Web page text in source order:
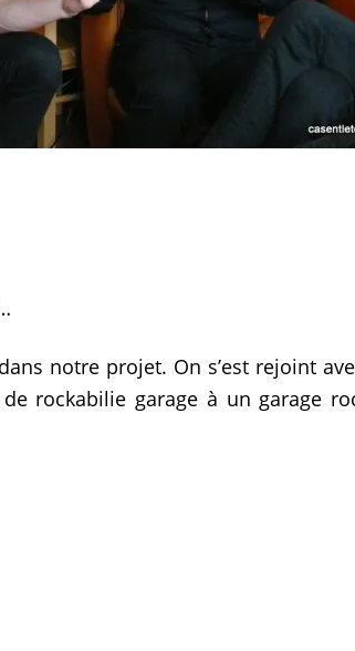
notre projet. On s’est rejoint
rockabilie garage à un garage